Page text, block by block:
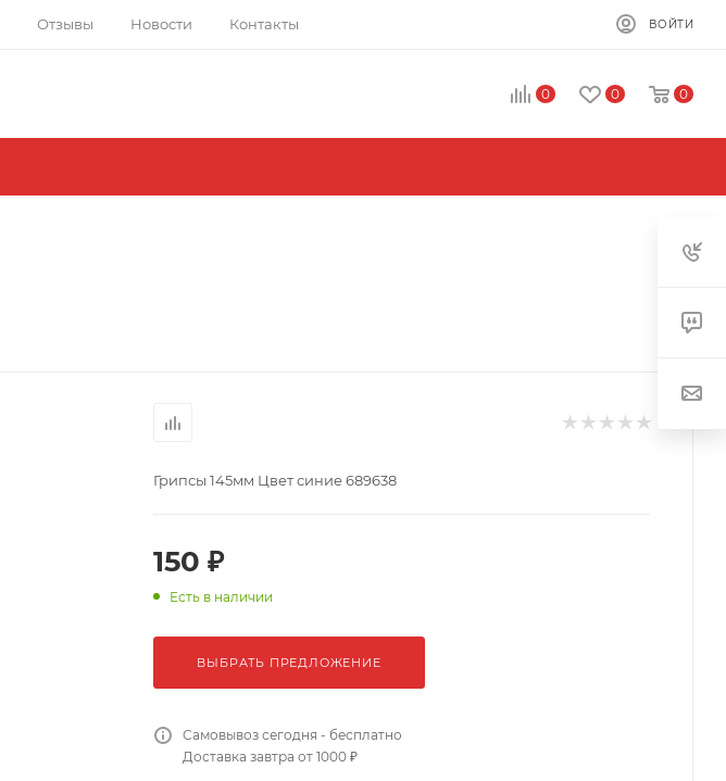
Отзывы Новости Контакты ВОЙТИ
0 0 0
Грипсы 145мм Цвет синие 689638
150 ₽
Есть в наличии
ВЫБРАТЬ ПРЕДЛОЖЕНИЕ
Самовывоз сегодня - бесплатно
Доставка завтра от 1000 ₽